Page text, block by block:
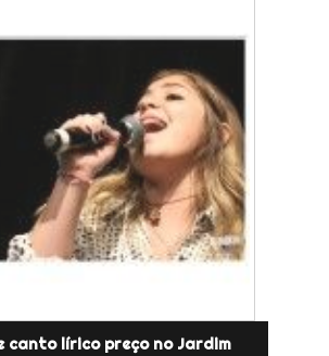
canto lírico preço no Jardim